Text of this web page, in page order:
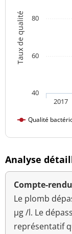
Taux de qualité
Qualité
2017
40
60
80
Analyse
Compte-rendu
Le plomb
µg /l. Le
représentatif